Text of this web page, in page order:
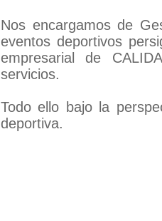
Nos encargamos de
eventos deportivos
empresarial de
servicios.
Todo ello bajo la
deportiva.